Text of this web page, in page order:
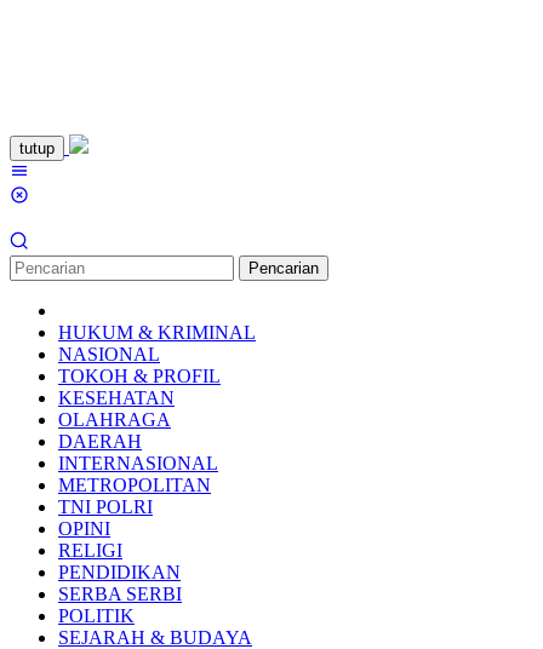
Loncat
ke
konten
tutup
Pencarian
HUKUM & KRIMINAL
NASIONAL
TOKOH & PROFIL
KESEHATAN
OLAHRAGA
DAERAH
INTERNASIONAL
METROPOLITAN
TNI POLRI
OPINI
RELIGI
PENDIDIKAN
SERBA SERBI
POLITIK
SEJARAH & BUDAYA